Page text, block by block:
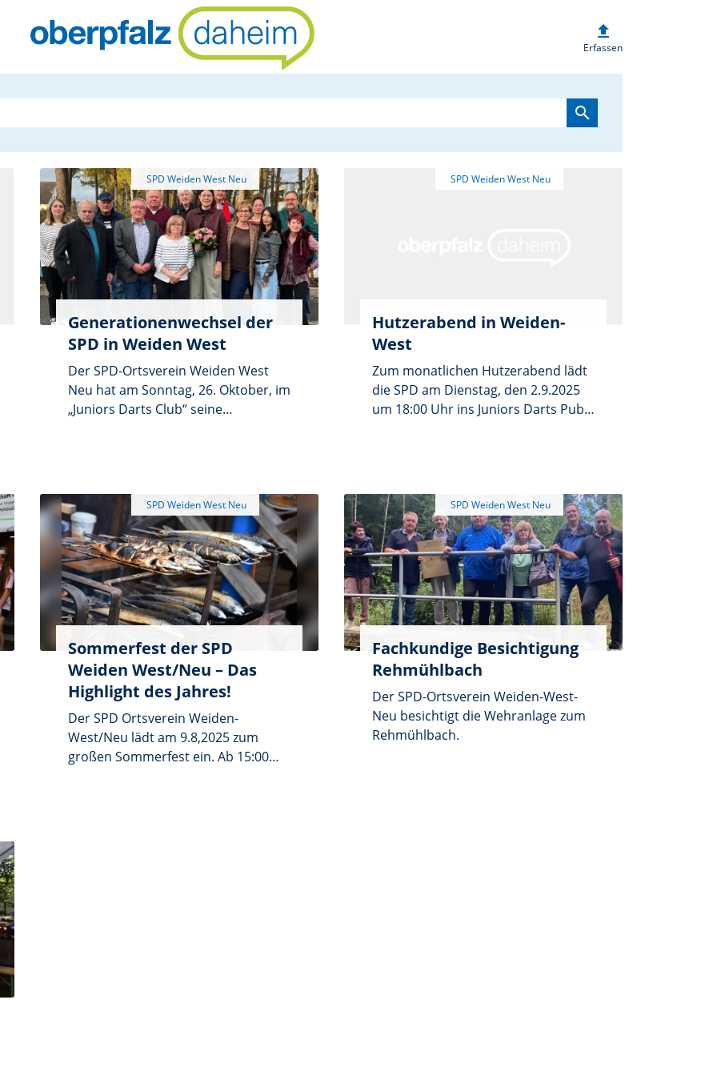
oberpfalzdaheim.de
upload
Erfassen
search
Generationenwechsel der
SPD in Weiden West
Der SPD-Ortsverein Weiden West
Neu hat am Sonntag, 26. Oktober, im
„Juniors Darts Club“ seine
Mittelpunkt. Sarah Lehner wurde
einstimmig zur neuen Vorsitzenden
gewählt.
Hutzerabend in Weiden-
West
Zum monatlichen Hutzerabend lädt
die SPD am Dienstag, den 2.9.2025
um 18:00 Uhr ins Juniors Darts Pub,
einbringen und über politische
Anliegen sprechen. Für die
Kommunalpolitik steht Stadtrat
Gerald Bolleininger zur Verfügung
und wird gerne die Fragen der Gäste
beantworten. Die Bevölkerung ist
dazu eingeladen
Sommerfest der SPD
Weiden West/Neu – Das
Highlight des Jahres!
Der SPD Ortsverein Weiden-
West/Neu lädt am 9.8,2025 zum
großen Sommerfest ein. Ab 15:00
Fachkundige Besichtigung
Rehmühlbach
Der SPD-Ortsverein Weiden-West-
Neu besichtigt die Wehranlage zum
Rehmühlbach.